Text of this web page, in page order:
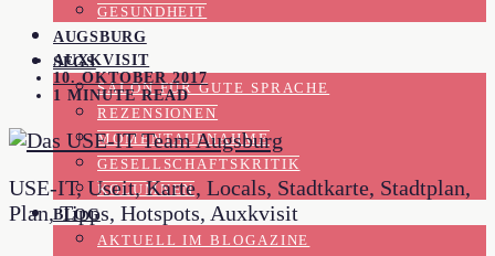
GESUNDHEIT
AUGSBURG
SFGS
SALON FÜR GUTE SPRACHE
REZENSIONEN
MOMENTAUFNAHME
GESELLSCHAFTSKRITIK
KOLUMNEN
BLOG
AKTUELL IM BLOGAZINE
AUXKVISIT
10. OKTOBER 2017
1 MINUTE READ
USE-IT, Useit, Karte, Locals, Stadtkarte, Stadtplan,
Plan, Tipps, Hotspots, Auxkvisit